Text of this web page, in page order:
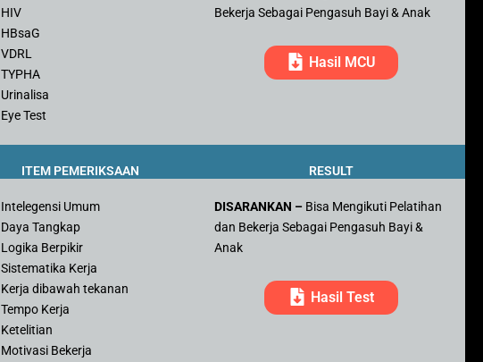
HIV
HBsaG
VDRL
TYPHA
Urinalisa
Eye Test
Bekerja Sebagai Pengasuh Bayi & Anak
Hasil MCU
ITEM PEMERIKSAAN RESULT
Intelegensi Umum
Daya Tangkap
Logika Berpikir
Sistematika Kerja
Kerja dibawah tekanan
Tempo Kerja
Ketelitian
Motivasi Bekerja
DISARANKAN – Bisa Mengikuti Pelatihan
dan Bekerja Sebagai Pengasuh Bayi &
Anak
Hasil Test